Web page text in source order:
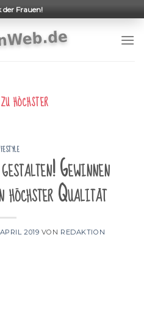
der Frauen!
HÖCHSTER
Gewinnen
höchster Qualität
2019 VON REDAKTION